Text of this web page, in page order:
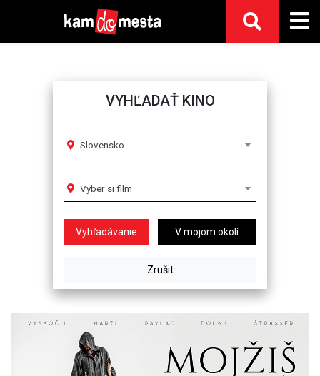
VYHĽADAŤ KINO
Slovensko
Vyber si film
V mojom okolí